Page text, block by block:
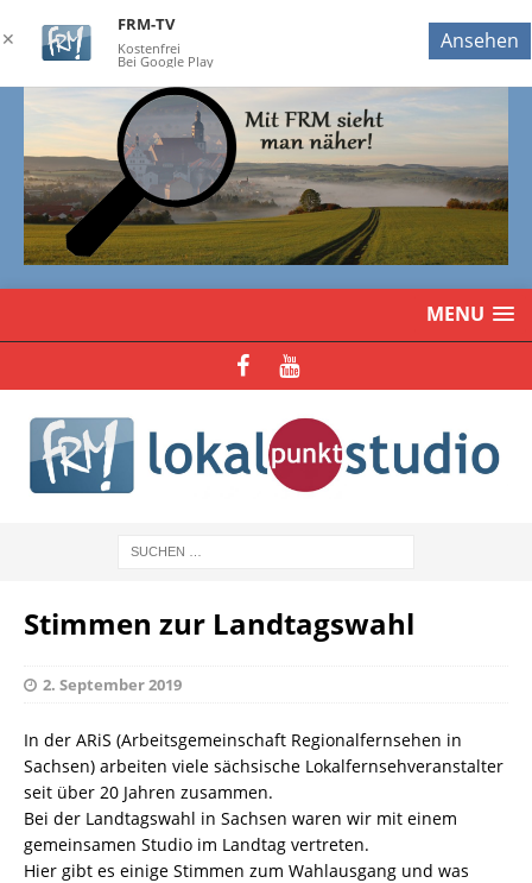
MENU
Stimmen zur Landtagswahl
2. September 2019
In der ARiS (Arbeitsgemeinschaft Regionalfernsehen in
Sachsen) arbeiten viele sächsische Lokalfernsehveranstalter
seit über 20 Jahren zusammen.
Bei der Landtagswahl in Sachsen waren wir mit einem
gemeinsamen Studio im Landtag vertreten.
Hier gibt es einige Stimmen zum Wahlausgang und was
✕
FRM-TV
Kostenfrei
Bei Google Play
Ansehen